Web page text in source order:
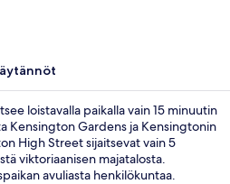
loistavalla paikalla vain 15 minuutin
Kensington Gardens ja Kensingtonin
High Street sijaitsevat vain 5
viktoriaanisen majatalosta.
avuliasta henkilökuntaa.